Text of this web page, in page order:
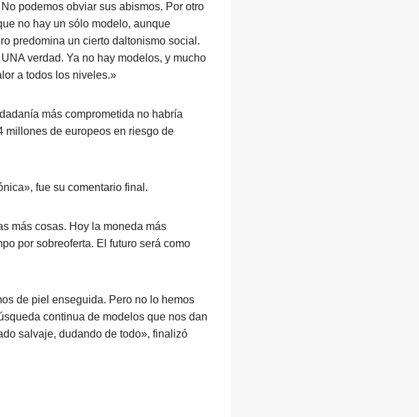
podemos obviar sus abismos. Por otro
no hay un sólo modelo, aunque
predomina un cierto daltonismo social.
verdad. Ya no hay modelos, y mucho
a todos los niveles.»
más comprometida no habría
millones de europeos en riesgo de
fue su comentario final.
más cosas. Hoy la moneda más
por sobreoferta. El futuro será como
de piel enseguida. Pero no lo hemos
continua de modelos que nos dan
salvaje, dudando de todo», finalizó